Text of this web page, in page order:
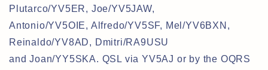
Plutarco/YV5ER, Joe/YV5JAW,
Antonio/YV5OIE, Alfredo/YV5SF, Mel/YV6BXN,
Reinaldo/YV8AD, Dmitri/RA9USU
and Joan/YY5SKA. QSL via YV5AJ or by the OQRS